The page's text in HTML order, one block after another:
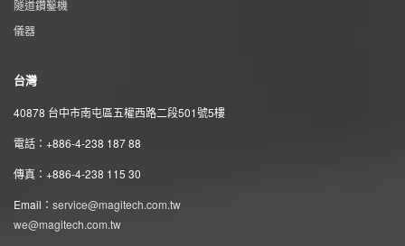
隧道鑽鑿機
儀器
台灣
40878 台中市南屯區五權西路二段501號5樓
電話：+886-4-238 187 88
傳真：+886-4-238 115 30
Email： service@magitech.com.tw
we@magitech.com.tw